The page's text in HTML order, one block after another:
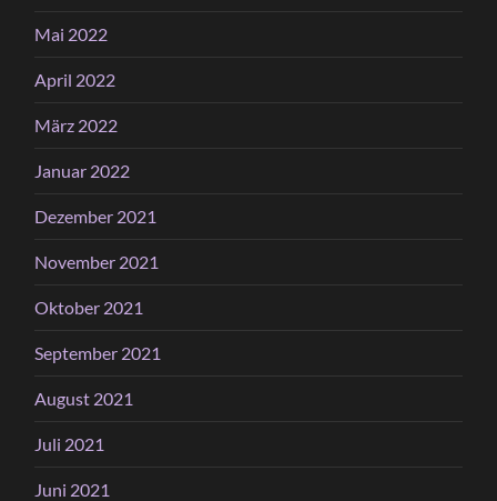
Mai 2022
April 2022
März 2022
Januar 2022
Dezember 2021
November 2021
Oktober 2021
September 2021
August 2021
Juli 2021
Juni 2021